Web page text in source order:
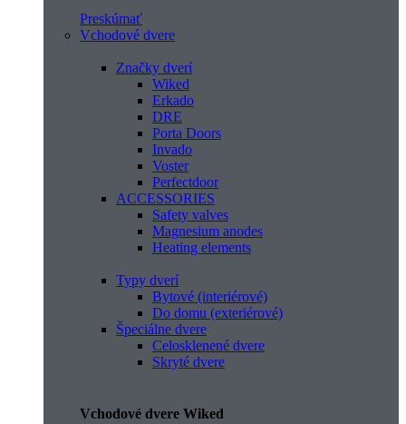
Preskúmať
Vchodové dvere
Značky dverí
Wiked
Erkado
DRE
Porta Doors
Invado
Voster
Perfectdoor
ACCESSORIES
Safety valves
Magnesium anodes
Heating elements
Typy dverí
Bytové (interiérové)
Do domu (exteriérové)
Špeciálne dvere
Celosklenené dvere
Skryté dvere
Vchodové dvere Wiked